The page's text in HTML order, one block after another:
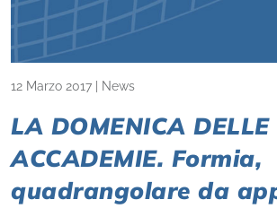
12 Marzo 2017 News
LA DOMENICA DELLE
ACCADEMIE. Formia,
quadrangolare da